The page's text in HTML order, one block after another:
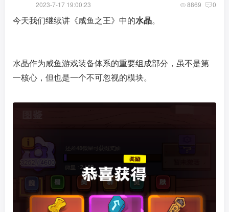
8869 0
2023-7-17 19:00:23
今天我们继续讲《咸鱼之王》中的水晶。
水晶作为咸鱼游戏装备体系的重要组成部分，虽不是第
一核心，但也是一个不可忽视的模块。